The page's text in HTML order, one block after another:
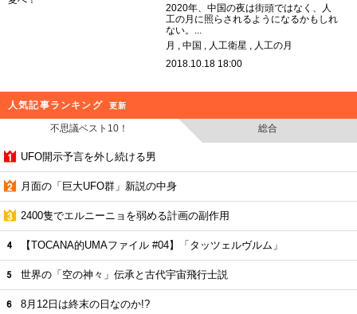
2020年、中国の夜は街頭ではなく、人
工の月に照らされるようになるかもしれ
ない。...
月
中国 人工衛星
人工の月
2018.10.18 18:00
人気記事ランキング 更新
不思議ベスト10！ 総合
UFO開示予言を外し続ける男
月面の「巨大UFO群」新説の中身
2400隻でエルニーニョを弱める計画の副作用
【TOCANA的UMAファイル #04】「タッツェルヴルム」
世界の「空の神々」伝承と古代宇宙飛行士説
8月12日は終末の日なのか!?